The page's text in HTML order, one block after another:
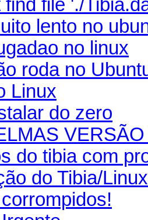
find file './
lento no
no linux
roda no
Linux
do zero
do tibia com
do Tibia/